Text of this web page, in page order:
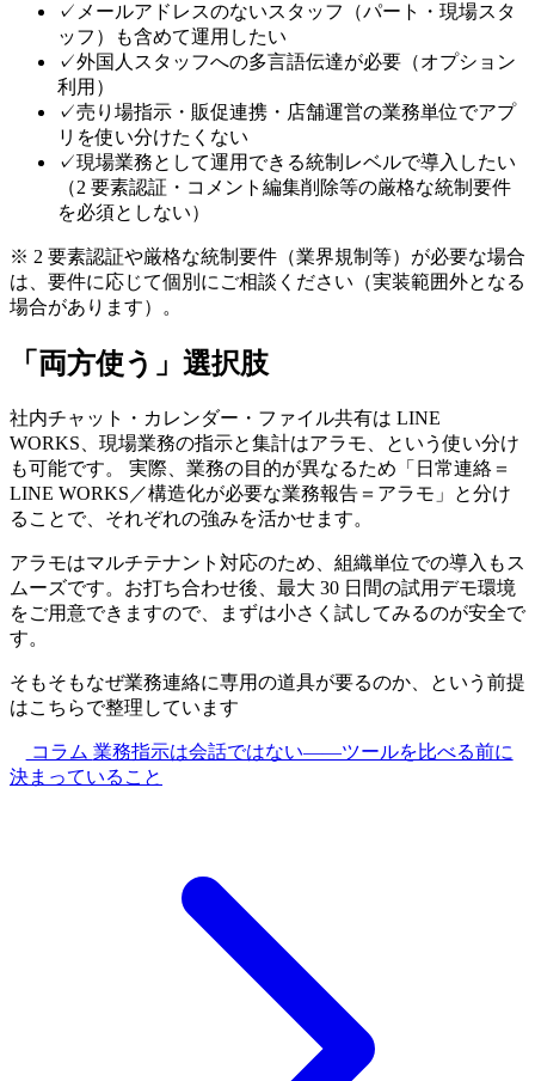
✓ メールアドレスのないスタッフ（パート・現場スタ
ッフ）も含めて運用したい
✓外国人スタッフへの多言語伝達が必要（オプション
利用）
✓売り場指示・販促連携・店舗運営の業務単位でアプ
リを使い分けたくない
✓現場業務として運用できる統制レベルで導入したい
（2 要素認証・コメント編集削除等の厳格な統制要件
を必須としない）
※ 2 要素認証や厳格な統制要件（業界規制等）が必要な場合
は、要件に応じて個別にご相談ください（実装範囲外となる
場合があります）。
「両方使う」選択肢
社内チャット・カレンダー・ファイル共有は LINE
WORKS、現場業務の指示と集計はアラモ、という使い分け
も可能です。 実際、業務の目的が異なるため「日常連絡＝
LINE WORKS／構造化が必要な業務報告＝アラモ」と分け
ることで、それぞれの強みを活かせます。
アラモはマルチテナント対応のため、組織単位での導入もス
ムーズです。お打ち合わせ後、最大 30 日間の試用デモ環境
をご用意できますので、まずは小さく試してみるのが安全で
す。
そもそもなぜ業務連絡に専用の道具が要るのか、という前提
はこちらで整理しています
コラム 業務指示は会話ではない——ツールを比べる前に
決まっていること